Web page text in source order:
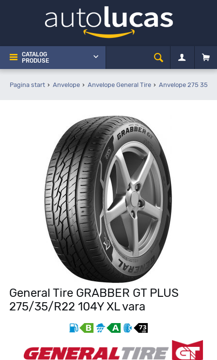
CATALOG
PRODUSE
Pagina start Anvelope Anvelope General Tire Anvelope 275 35
General Tire GRABBER GT PLUS
275/35/R22 104Y XL vara